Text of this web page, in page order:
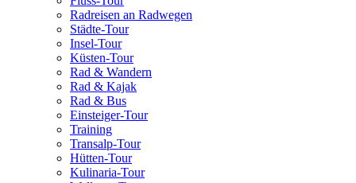
Radreisen an Radwegen
Städte-Tour
Insel-Tour
Küsten-Tour
Rad & Wandern
Rad & Kajak
Rad & Bus
Einsteiger-Tour
Training
Transalp-Tour
Hütten-Tour
Kulinaria-Tour